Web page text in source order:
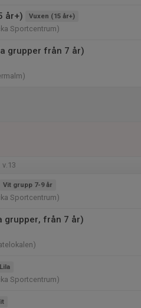
år+) Vuxen (15 år+)
Sportcentrum)
grupper från 7 år)
v.13
Vit grupp 7-9 år
Sportcentrum)
grupper, från 7 år)
Sportcentrum)